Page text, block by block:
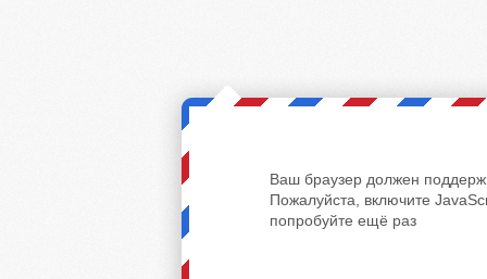
Ваш браузер должен
Пожалуйста, включите
попробуйте ещё раз